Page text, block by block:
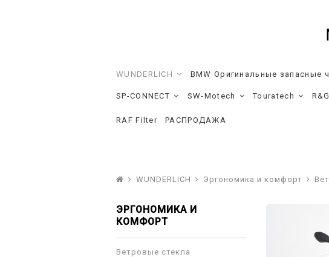
WUNDERLICH BMW Оригинальные запасные
SP-CONNECT SW-Motech Touratech
RAF Filter РАСПРОДАЖА
WUNDERLICH Эргономика и комфорт
ЭРГОНОМИКА И
КОМФОРТ
Ветровые стекла